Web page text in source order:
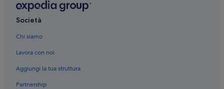
Società
Chi siamo
Lavora con noi
Aggiungi la tua struttura
Partnership